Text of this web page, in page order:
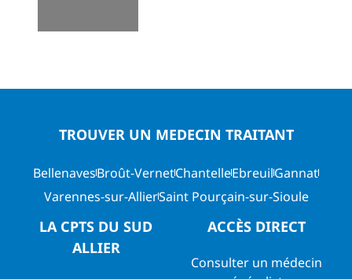
TROUVER UN MEDECIN TRAITANT
BellenavesBroût-VernetChantelleEbreuilGannat
Varennes-sur-AllierSaint Pourçain-sur-Sioule
LA CPTS DU SUD
ALLIER
ACCÈS DIRECT
Consulter un médecin